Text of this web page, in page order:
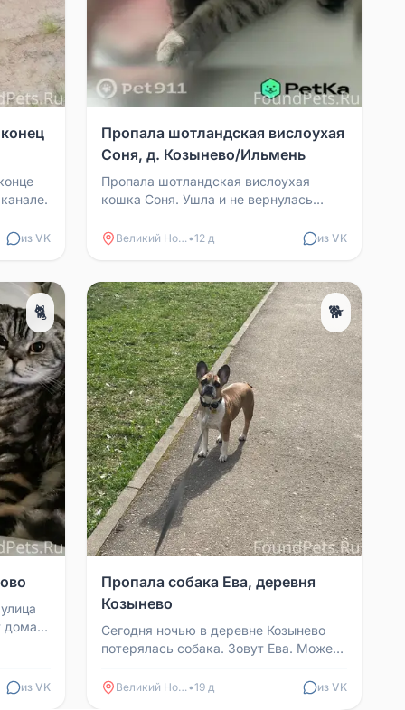
из VK
Пропала шотландская вислоухая
Соня, д. Козынево/Ильмень
Пропала шотландская вислоухая
кошка Соня. Ушла и не вернулась
Великий Новгород•12 д из VK
🐈
дома
из VK
🐕
Пропала собака Ева, деревня
Козынево
Сегодня ночью в деревне Козынево
потерялась собака. Зовут Ева. Может
сторону город...
Великий Новгород•19 д из VK